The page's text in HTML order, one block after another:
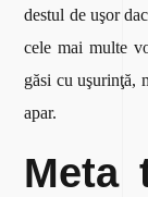
destul de uşor
cele mai multe
găsi cu uşurinţă,
apar.
Meta